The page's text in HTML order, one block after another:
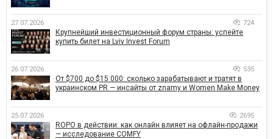
27.07.2026 724
Крупнейший инвестиционный форум страны: успейте
купить билет на Lviv Invest Forum
26.07.2026 535
От $700 до $15 000: сколько зарабатывают и тратят в
украинском PR — инсайты от znamy и Women Make Money
25.07.2026 2695
ROPO в действии: как онлайн влияет на офлайн-продажи
— исследование COMFY